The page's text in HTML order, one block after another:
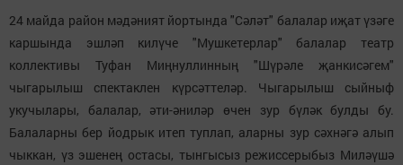
24 майда район мәдәният йортында "Сәләт" балалар иҗат үзәге
каршында эшләп килүче "Мушкетерлар" балалар театр
коллективы Туфан Миңнуллинның "Шүрәле җанкисәгем"
чыгарылыш спектаклен күрсәттеләр. Чыгарылыш сыйныф
укучылары, балалар, әти-әниләр өчен зур бүләк булды бу.
Балаларны бер йодрык итеп туплап, аларны зур сәхнәгә алып
чыккан, үз эшенең остасы, тынгысыз режиссерыбыз Миләүшә